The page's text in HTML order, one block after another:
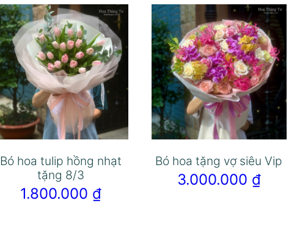
Bó hoa tulip hồng nhạt
tặng 8/3
1.800.000 ₫
Bó hoa tặng vợ siêu Vip
3.000.000 ₫